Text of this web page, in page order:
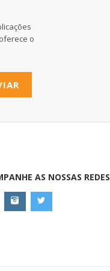
o
AS NOSSAS REDES